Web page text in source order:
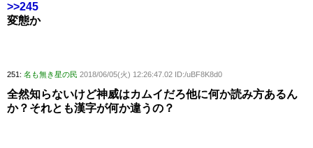
>>245
変態か
251: 名も無き星の民 2018/06/05(火) 12:26:47.02 ID:/uBF8K8d0
全然知らないけど神威はカムイだろ他に何か読み方あるん
か？それとも漢字が何か違うの？